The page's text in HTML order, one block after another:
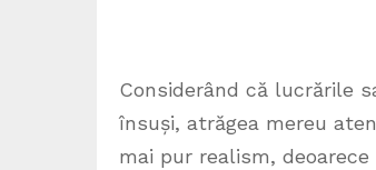
Considerând că lucrările
însuși, atrăgea mereu
mai pur realism,